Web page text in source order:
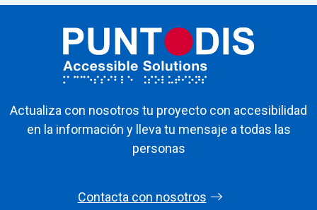
Actualiza con nosotros tu proyecto con accesibilidad
en la información y lleva tu mensaje a todas las
personas
Contacta con nosotros